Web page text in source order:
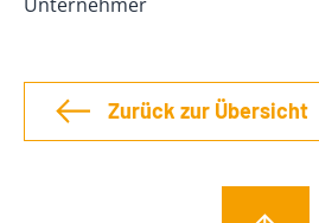
Zurück zur Übersicht